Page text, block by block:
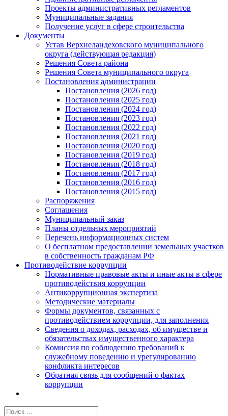
Проекты административных регламентов
Муниципальные задания
Получение услуг в сфере строительства
Документы
Устав Верхнеландеховского муниципального
округа (действующая редакция)
Решения Совета района
Решения Совета муниципального округа
Постановления администрации
Постановления (2026 год)
Постановления (2025 год)
Постановления (2024 год)
Постановления (2023 год)
Постановления (2022 год)
Постановления (2021 год)
Постановления (2020 год)
Постановления (2019 год)
Постановления (2018 год)
Постановления (2017 год)
Постановления (2016 год)
Постановления (2015 год)
Распоряжения
Соглашения
Муниципальный заказ
Планы отдельных мероприятий
Перечень информационных систем
О бесплатном предоставлении земельных участков
в собственность гражданам РФ
Противодействие коррупции
Нормативные правовые акты и иные акты в сфере
противодействия коррупции
Антикоррупционная экспертиза
Методические материалы
Формы документов, связанных с
противодействием коррупции, для заполнения
Сведения о доходах, расходах, об имуществе и
обязательствах имущественного характера
Комиссия по соблюдению требований к
служебному поведению и урегулированию
конфликта интересов
Обратная связь для сообщений о фактах
коррупции
Результат